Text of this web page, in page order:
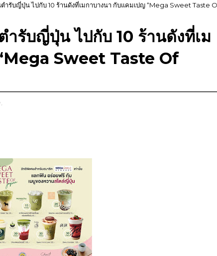
ำรับญี่ปุ่น ไปกับ 10 ร้านดังที่เมกาบางนา กับแคมเปญ “Mega Sweet Taste
รับญี่ปุ่น ไปกับ 10 ร้านดังที่เม
Sweet Taste Of